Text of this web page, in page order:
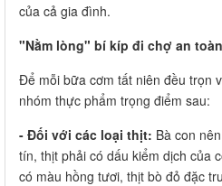
của cả gia đình.
"Nằm lòng" bí kíp đi chợ an
Để mỗi bữa cơm tất niên đều trọn
nhóm thực phẩm trọng điểm sau:
- Đối với các loại thịt: Bà con
tín, thịt phải có dấu kiểm dịch của
có màu hồng tươi, thịt bò đỏ đặc